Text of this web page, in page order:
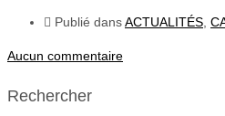
Publié dansACTUALITÉS
Aucun commentaire
Rechercher